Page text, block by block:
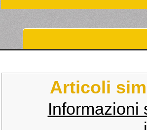
Articoli
Informazioni